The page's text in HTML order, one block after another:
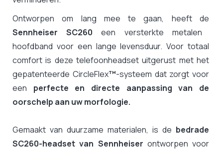
Ontworpen om lang mee te gaan, heeft de
Sennheiser SC260 een versterkte metalen
hoofdband voor een lange levensduur. Voor totaal
comfort is deze telefoonheadset uitgerust met het
gepatenteerde CircleFlex™-systeem dat zorgt voor
een perfecte en directe aanpassing van de
oorschelp aan uw morfologie.
Gemaakt van duurzame materialen, is de bedrade
SC260-headset van Sennheiser ontworpen voor